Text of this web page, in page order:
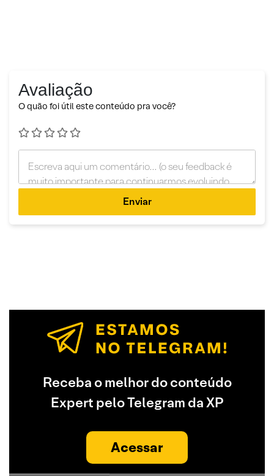
Avaliação
O quão foi útil este conteúdo pra você?
Enviar
Receba o melhor do conteúdo
Expert pelo Telegram da XP
Acessar